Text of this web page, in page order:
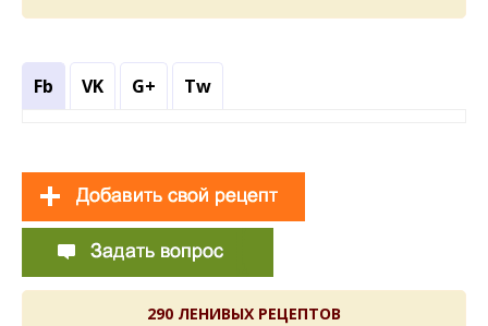
Fb VK G+ Tw
290 ЛЕНИВЫХ РЕЦЕПТОВ